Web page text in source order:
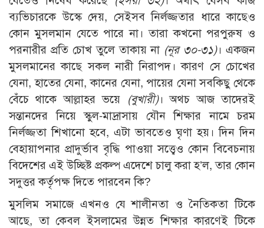
ব্যভিচারকে উস্কে দেয়, সেইসব নির্লজ্জতার ধারে কাছেও
কোন মুসলমান যেতে পারে না। তারা কখনো পরপুরুষ ও
পরনারীর প্রতি চোখ তুলে তাকায় না (নূর ৩০-৩১)। একজন
মুসলমানের কাছে সকল নারী নিরাপদ। কারণ সে চোখের
যেনা, হাতের যেনা, কানের যেনা, পায়ের যেনা সবকিছু থেকে
বেঁচে থাকে আল্লাহর ভয়ে (বুখারী)। অথচ আজ তাদেরই
সন্তানদের নিয়ে স্কুল-মাদ্রাসায় যৌন শিক্ষার নামে চরম
নির্লজ্জতা শিখানো হবে, এটা ভাবতেও ঘৃণা হয়। দিন দিন
বেহায়াপনার প্রাদুর্ভাব বৃদ্ধি পাওয়া সত্ত্বেও কোন বিবেচনায়
বিদেশের এই উচ্ছিষ্ট প্রকল্প এদেশে চালু করা হ’ল, তার কোন
সদুত্তর কর্তৃপক্ষ দিতে পারবেন কি?
মুসলিম সমাজে এখনও যে শালীনতা ও নৈতিকতা টিকে
আছে, তা কেবল ইসলামের উন্নত শিক্ষার কারণেই টিকে